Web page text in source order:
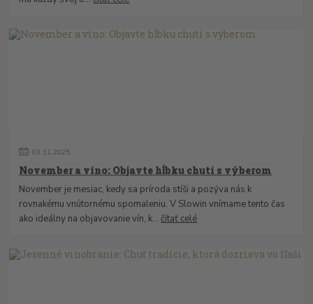
03. 11.2025
November a víno: Objavte hĺbku chutí s výberom
November je mesiac, kedy sa príroda stíši a pozýva nás k
rovnakému vnútornému spomaleniu. V Slowin vnímame tento čas
ako ideálny na objavovanie vín, k...čítať celé